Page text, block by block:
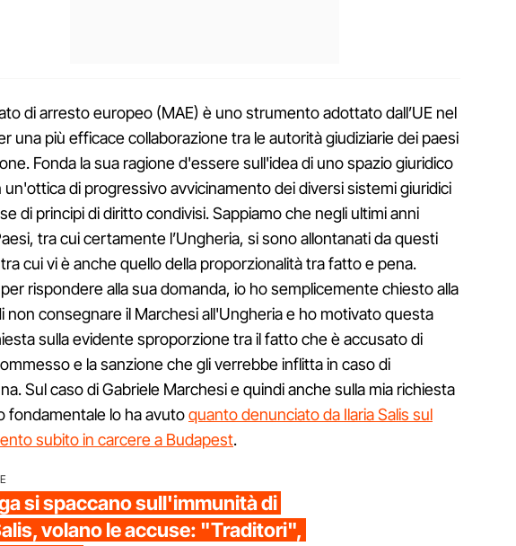
di arresto europeo (MAE) è uno strumento adottato dall’UE nel
una più efficace collaborazione tra le autorità giudiziarie dei paesi
Fonda la sua ragione d'essere sull'idea di uno spazio giuridico
un'ottica di progressivo avvicinamento dei diversi sistemi giuridici
di principi di diritto condivisi. Sappiamo che negli ultimi anni
tra cui certamente l’Ungheria, si sono allontanati da questi
cui vi è anche quello della proporzionalità tra fatto e pena.
rispondere alla sua domanda, io ho semplicemente chiesto alla
non consegnare il Marchesi all'Ungheria e ho motivato questa
sulla evidente sproporzione tra il fatto che è accusato di
e la sanzione che gli verrebbe inflitta in caso di
Sul caso di Gabriele Marchesi e quindi anche sulla mia richiesta
fondamentale lo ha avutoquanto denunciato da Ilaria Salis sul
subito in carcere a Budapest.
si spaccano sull'immunità di
volano le accuse: "Traditori",